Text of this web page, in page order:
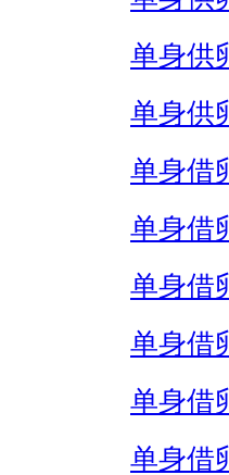
单身供
单身供
单身借
单身借
单身借
单身借
单身借
单身借